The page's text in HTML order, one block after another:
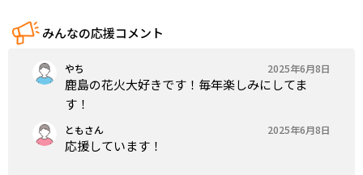
みんなの応援コメント
やち 2025年6月8日
鹿島の花火大好きです！毎年楽しみにしてま
す！
ともさん 2025年6月8日
応援しています！